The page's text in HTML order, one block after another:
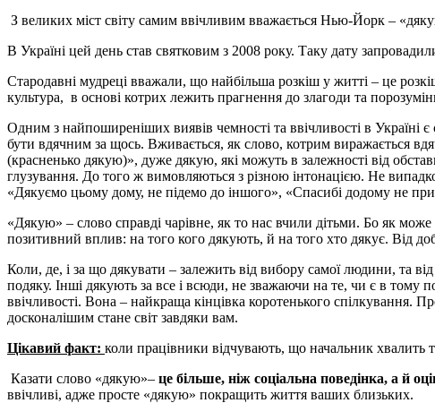
З великих міст світу самим ввічливим вважається Нью-Йорк –
В Україні цей день став святковим з 2008 року. Таку дату
Стародавні мудреці вважали, що найбільша розкіш у житті – це
культура, в основі котрих лежить прагнення до злагоди та
Одним з найпоширеніших виявів чемності та ввічливості в
бути вдячним за щось. Вживається, як слово, котрим виражається
(красненько дякую)», дуже дякую, які можуть в залежності від
глузування. До того ж вимовляються з різною інтонацією. Не
«Дякуємо цьому дому, не підемо до іншого», «Спасибі додому не
«Дякую» – слово справді чарівне, як то нас вчили дітьми. Бо як
позитивний вплив: на того кого дякують, й на того хто дякує. Від
Коли, де, і за що дякувати – залежить від вибору самої людини, та
подяку. Інші дякують за все і всюди, не зважаючи на те, чи є в
ввічливості. Вона – найкраща кінцівка коротенького спілкування.
досконалішим стане світ завдяки вам.
Цікавий факт: коли працівники відчувають, що начальник хвалить
Казати слово «дякую»– це більше, ніж соціальна поведінка, а й
ввічливі, адже просте «дякую» покращить життя ваших близьких.